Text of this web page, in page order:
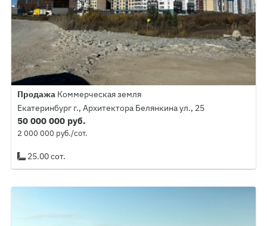
Продажа Коммерческая земля
Екатеринбург г., Архитектора Белянкина ул., 25
50 000 000 руб.
2 000 000 руб./сот.
25.00 сот.